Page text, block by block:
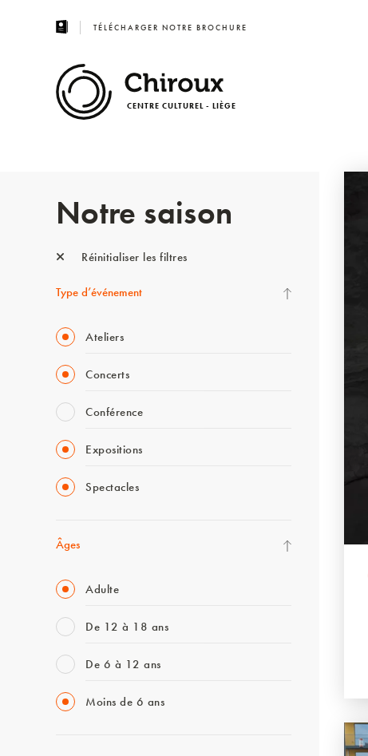
TÉLÉCHARGER NOTRE BROCHURE
CENTRE CULTUREL - LIÈGE
Notre saison
Réinitialiser les filtres
Type d’événement
Ateliers
Concerts
Conférence
Expositions
Spectacles
Âges
Adulte
De 12 à 18 ans
De 6 à 12 ans
Moins de 6 ans